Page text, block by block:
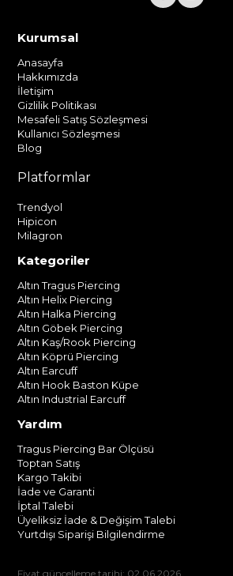
Kurumsal
Anasayfa
Hakkımızda
İletişim
Gizlilik Politikası
Mesafeli Satış Sözleşmesi
Kullanıcı Sözleşmesi
Blog
Platformlar
Trendyol
Hipicon
Milagron
Kategoriler
Altın Tragus Piercing
Altın Helix Piercing
Altın Halka Piercing
Altın Göbek Piercing
Altın Kaş/Rook Piercing
Altın Köprü Piercing
Altın Earcuff
Altın Hook Baston Küpe
Altın Industrial Earcuff
Yardım
Tragus Piercing Bar Ölçüsü
Toptan Satış
Kargo Takibi
İade ve Garanti
İptal Talebi
Üyeliksiz İade & Değişim Talebi
Yurtdışı Siparişi Bilgilendirme
Fiyat güncelleme tarihi: 02.06.2026